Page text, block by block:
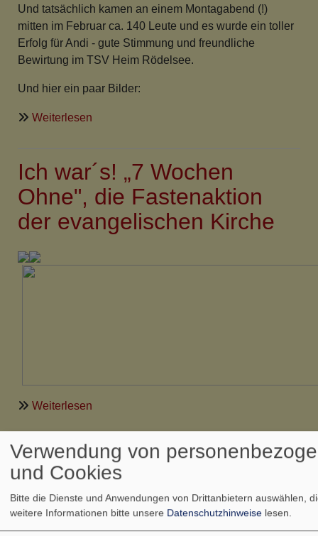
Und tatsächlich kamen an einem Montagabend (!)
mitten im Februar ca. 140 Leute und es wurde ein toller
Erfolg für Andi - gute Stimmung und freundliche
Bewirtung im TSV Heim Rödelsee.
Und hier ein paar Bilder:
Weiterlesen
in
Rödelsee
im
Februar
2011-
Ich war´s! „7 Wochen
Ohne", die Fastenaktion
der evangelischen Kirche
Weiterlesen
´s!
„7
Ohne",
Bauanfang der
Städtebauerneuerung
Rödelsee
Verwendung von
und Cookies
Bitte die Dienste und Anwendungen von Drittanbietern auswählen,
weitere Informationen bitte unsere Datenschutzhinweise lesen.